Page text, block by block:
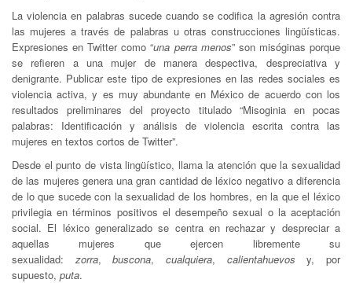
La violencia en palabras sucede cuando se codifica la agresión contra
las mujeres a través de palabras u otras construcciones lingüísticas.
Expresiones en Twitter como “una perra menos” son misóginas porque
se refieren a una mujer de manera despectiva, despreciativa y
denigrante. Publicar este tipo de expresiones en las redes sociales es
violencia activa, y es muy abundante en México de acuerdo con los
resultados preliminares del proyecto titulado “Misoginia en pocas
palabras: Identificación y análisis de violencia escrita contra las
mujeres en textos cortos de Twitter”.
Desde el punto de vista lingüístico, llama la atención que la sexualidad
de las mujeres genera una gran cantidad de léxico negativo a diferencia
de lo que sucede con la sexualidad de los hombres, en la que el léxico
privilegia en términos positivos el desempeño sexual o la aceptación
social. El léxico generalizado se centra en rechazar y despreciar a
aquellas mujeres que ejercen libremente su
sexualidad: zorra,buscona,cualquiera, calientahuevos y, por
supuesto, puta.